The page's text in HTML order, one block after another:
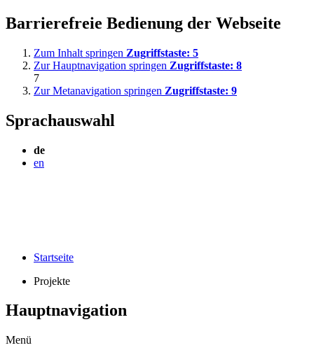
Barrierefreie Bedienung der Webseite
Zum Inhalt springen Zugriffstaste: 5
Zur Hauptnavigation springen Zugriffstaste: 8
7
Zur Metanavigation springen Zugriffstaste: 9
Sprachauswahl
de
en
Startseite
Projekte
Hauptnavigation
Menü